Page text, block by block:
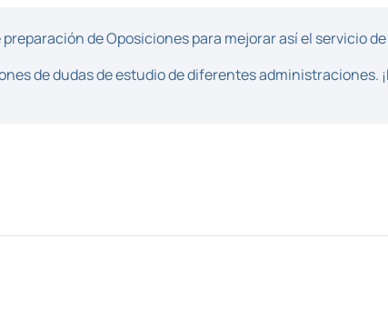
de Oposiciones para mejorar así el servicio
de dudas de estudio de diferentes administraciones.